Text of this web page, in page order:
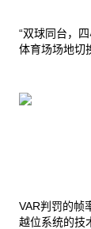
“双球同台，
体育场场地切
VAR判罚的帧
越位系统的技